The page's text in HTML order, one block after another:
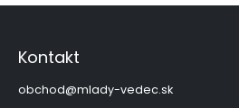
Z
Kontakt
obchod@mlady-vedec.sk